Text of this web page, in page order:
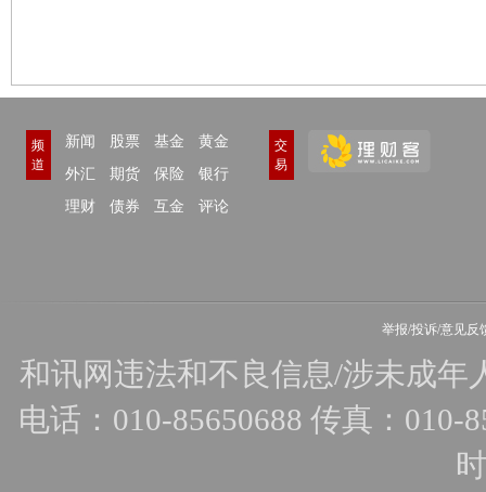
频
道
新闻 股票 基金
黄金
外汇
期货 保险
银行
理财
债券 互金 评论
交
易
举报/投诉/意见反
和讯网违法和不良信息/涉未成年
电话：010-85650688 传真：010-